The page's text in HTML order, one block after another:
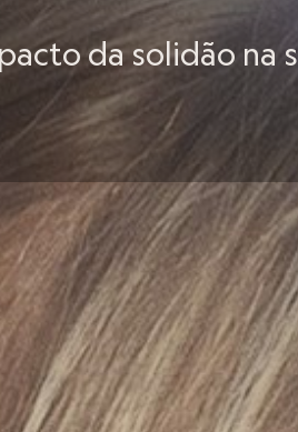
da solidão na